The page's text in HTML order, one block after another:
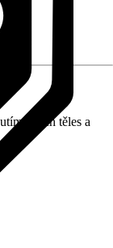
cizích těles a